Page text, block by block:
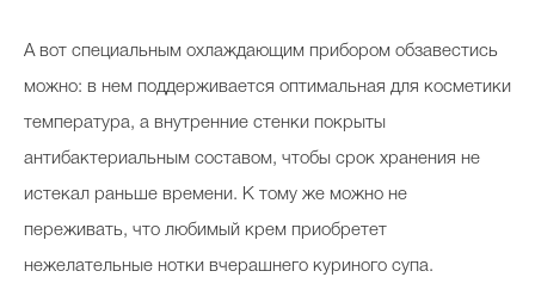
А вот специальным охлаждающим прибором обзавестись
можно: в нем поддерживается оптимальная для косметики
температура, а внутренние стенки покрыты
антибактериальным составом, чтобы срок хранения не
истекал раньше времени. К тому же можно не
переживать, что любимый крем приобретет
нежелательные нотки вчерашнего куриного супа.